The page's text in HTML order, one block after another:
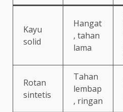
Kayu
solid
Hangat
, tahan
lama
Rotan
sintetis
Tahan
lembap
, ringan